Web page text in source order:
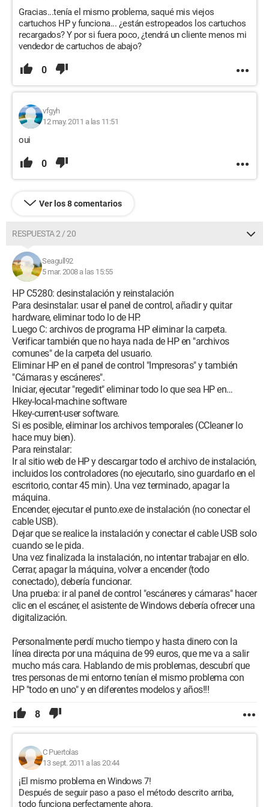
Gracias...tenía el mismo problema, saqué mis viejos
cartuchos HP y funciona... ¿están estropeados los cartuchos
recargados? Y por si fuera poco, ¿tendrá un cliente menos mi
vendedor de cartuchos de abajo?
0
vfgyh
12 may. 2011 a las 11:51
oui
0
Ver los 8 comentarios
RESPUESTA 2 / 20
Seagull92
5 mar. 2008 a las 15:55
HP C5280: desinstalación y reinstalación
Para desinstalar: usar el panel de control, añadir y quitar
hardware, eliminar todo lo de HP.
Luego C: archivos de programa HP eliminar la carpeta.
Verificar también que no haya nada de HP en "archivos
comunes" de la carpeta del usuario.
Eliminar HP en el panel de control "Impresoras" y también
"Cámaras y escáneres".
Iniciar, ejecutar "regedit" eliminar todo lo que sea HP en…
Hkey-local-machine software
Hkey-current-user software.
Si es posible, eliminar los archivos temporales (CCleaner lo
hace muy bien).
Para reinstalar:
Ir al sitio web de HP y descargar todo el archivo de instalación,
incluidos los controladores (no ejecutarlo, sino guardarlo en el
escritorio, contar 45 min). Una vez terminado, apagar la
máquina.
Encender, ejecutar el punto.exe de instalación (no conectar el
cable USB).
Dejar que se realice la instalación y conectar el cable USB solo
cuando se le pida.
Una vez finalizada la instalación, no intentar trabajar en ello.
Cerrar, apagar la máquina, volver a encender (todo
conectado), debería funcionar.
Una prueba: ir al panel de control "escáneres y cámaras" hacer
clic en el escáner, el asistente de Windows debería ofrecer una
digitalización.
Personalmente perdí mucho tiempo y hasta dinero con la
línea directa por una máquina de 99 euros, que me va a salir
mucho más cara. Hablando de mis problemas, descubrí que
tres personas de mi entorno tenían el mismo problema con
HP "todo en uno" y en diferentes modelos y años!!!
8
C Puertolas
13 sept. 2011 a las 20:44
¡El mismo problema en Windows 7!
Después de seguir paso a paso el método descrito arriba,
todo funciona perfectamente ahora.